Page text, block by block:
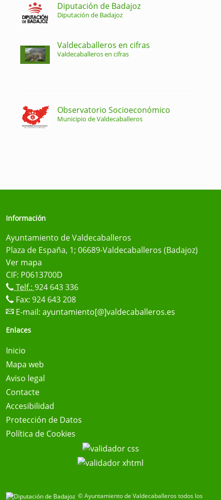
Diputación de Badajoz
Diputación de Badajoz
Valdecaballeros en cifras
Valdecaballeros en cifras
Observatorio Socioeconómico
Municipio de Valdecaballeros
Información
Ayuntamiento de Valdecaballeros
Plaza de España, 1; 06689-Valdecaballeros (Badajoz)
Ver mapa
CIF: P0613700D
Telf.: 924 643 336
Fax: 924 643 208
E-mail: ayuntamiento[@]valdecaballeros.es
Enlaces
Inicio
Mapa web
Aviso legal
Contacte
Accesibilidad
Protección de Datos
Política de Cookies
© Ayuntamiento de Valdecaballeros todos los